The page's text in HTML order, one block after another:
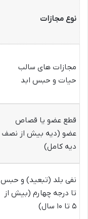
نوع مجازات
مجازات های سالب
حیات و حبس ابد
قطع عضو یا قصاص
عضو (دیه بیش از نصف
دیه کامل)
نفی بلد (تبعید) و حبس
تا درجه چهارم (بیش از
۵ تا ۱۰ سال)